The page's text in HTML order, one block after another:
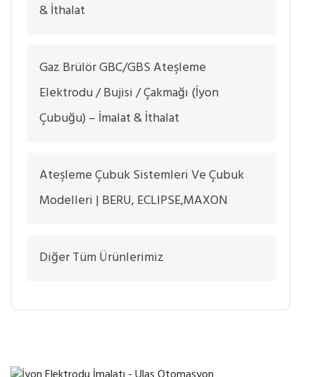
& İthalat
Gaz Brülör GBC/GBS Ateşleme
Elektrodu / Bujisi / Çakmağı (İyon
Çubuğu) – İmalat & İthalat
Ateşleme Çubuk Sistemleri Ve Çubuk
Modelleri | BERU, ECLIPSE,MAXON
Diğer Tüm Ürünlerimiz